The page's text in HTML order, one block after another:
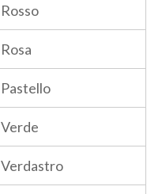
Rosso
Rosa
Pastello
Verde
Verdastro